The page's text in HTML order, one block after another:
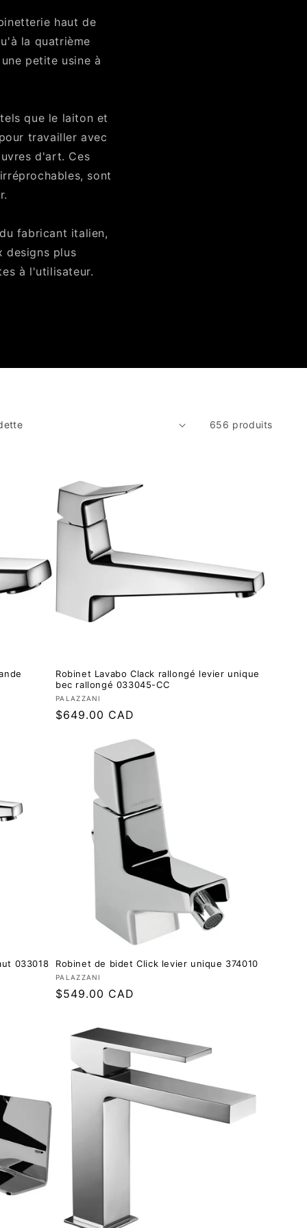
haut de
la quatrième
petite usine à
que le laiton et
travailler avec
d'art. Ces
sont
fabricant italien,
designs plus
à l'utilisateur.
656 produits
Robinet Lavabo Clack rallongé levier unique
bec rallongé 033045-CC
Fournisseur :
PALAZZANI
Prix
$649.00 CAD
033018 Robinet de bidet Click levier unique 374010
Fournisseur :
PALAZZANI
Prix
$549.00 CAD